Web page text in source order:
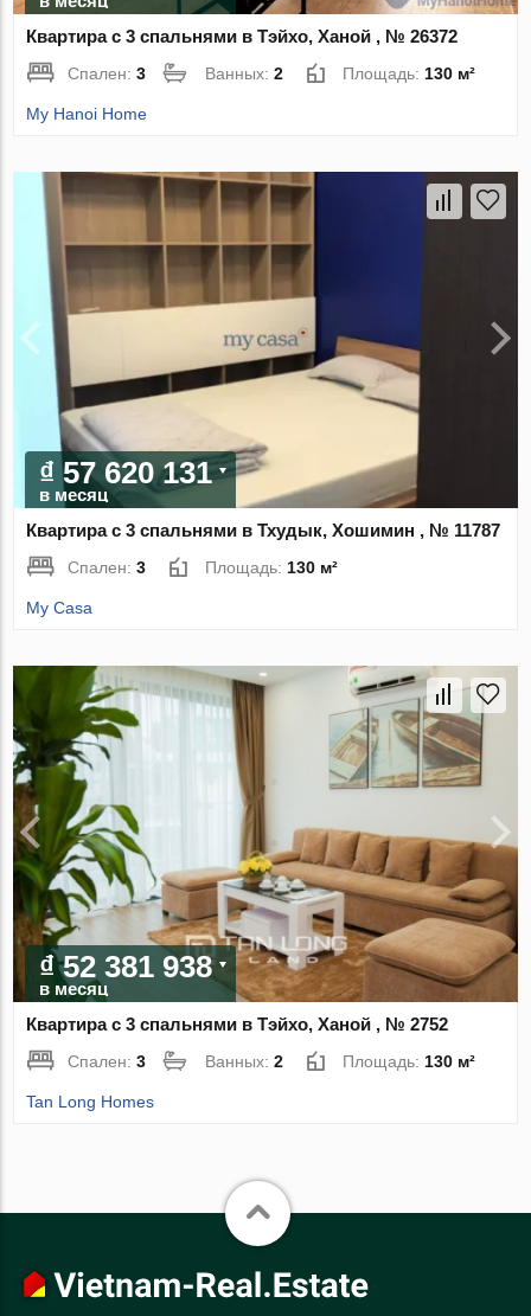
Квартира с 3 спальнями в Тэйхо, Ханой , № 26372
Спален:3 Ванных:2 Площадь: 130 м²
My Hanoi Home
₫ 57 620 131
в месяц
Квартира с 3 спальнями в Тхудык, Хошимин , № 11787
Спален:3 Площадь: 130 м²
My Casa
₫ 52 381 938
в месяц
Квартира с 3 спальнями в Тэйхо, Ханой , № 2752
Спален:3 Ванных:2 Площадь: 130 м²
Tan Long Homes